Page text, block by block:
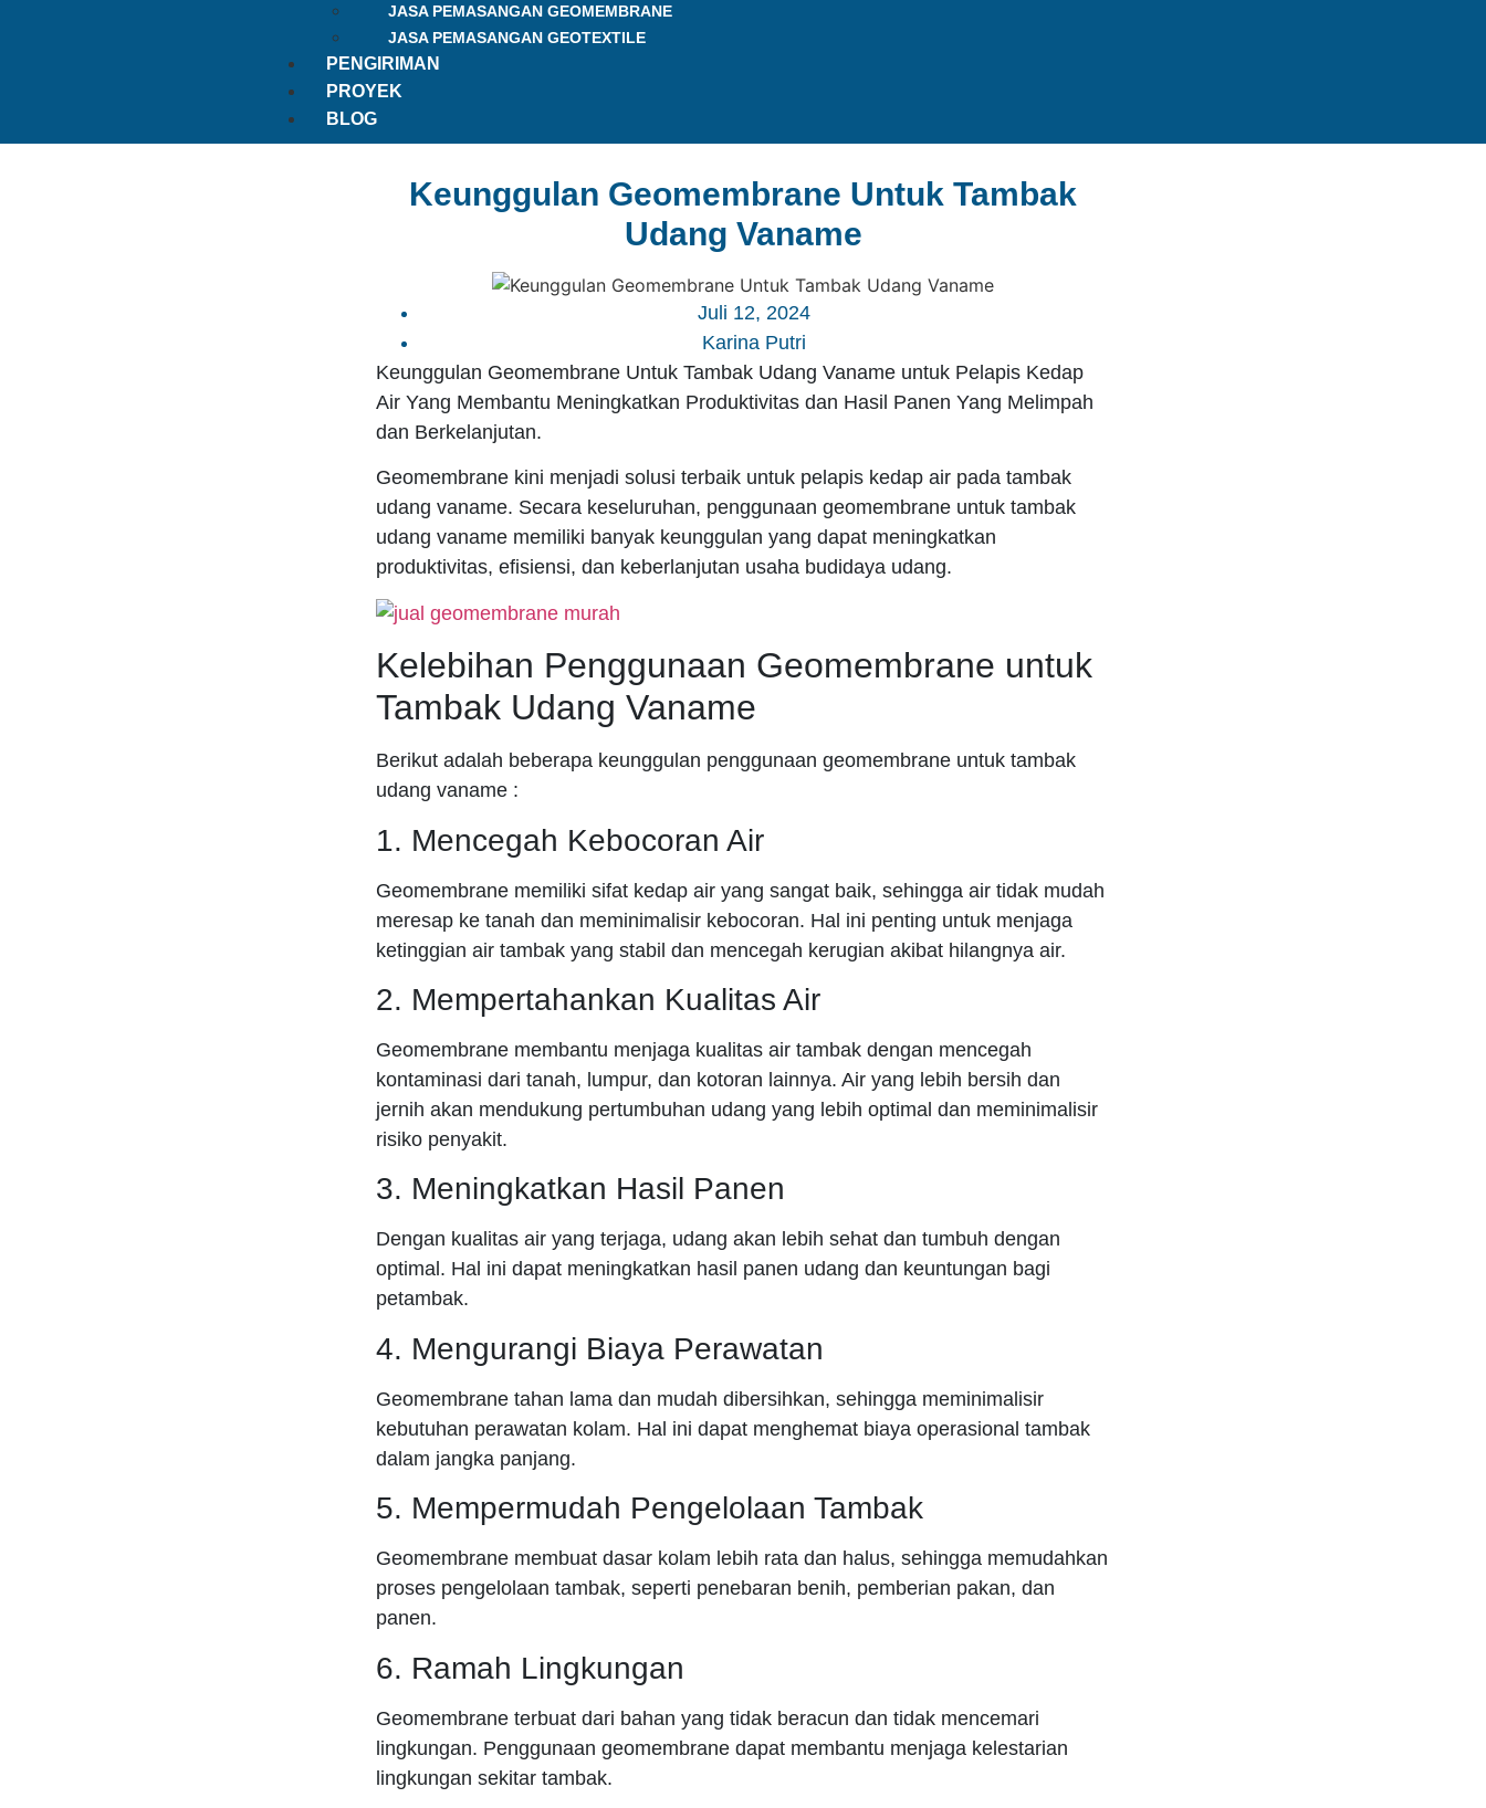
JASA PEMASANGAN GEOMEMBRANE
JASA PEMASANGAN GEOTEXTILE
PENGIRIMAN
PROYEK
BLOG
Keunggulan Geomembrane Untuk Tambak
Udang Vaname
Juli 12, 2024
Karina Putri
Keunggulan Geomembrane Untuk Tambak Udang Vaname untuk Pelapis Kedap
Air Yang Membantu Meningkatkan Produktivitas dan Hasil Panen Yang Melimpah
dan Berkelanjutan.
Geomembrane kini menjadi solusi terbaik untuk pelapis kedap air pada tambak
udang vaname. Secara keseluruhan, penggunaan geomembrane untuk tambak
udang vaname memiliki banyak keunggulan yang dapat meningkatkan
produktivitas, efisiensi, dan keberlanjutan usaha budidaya udang.
Kelebihan Penggunaan Geomembrane untuk
Tambak Udang Vaname
Berikut adalah beberapa keunggulan penggunaan geomembrane untuk tambak
udang vaname :
1. Mencegah Kebocoran Air
Geomembrane memiliki sifat kedap air yang sangat baik, sehingga air tidak mudah
meresap ke tanah dan meminimalisir kebocoran. Hal ini penting untuk menjaga
ketinggian air tambak yang stabil dan mencegah kerugian akibat hilangnya air.
2. Mempertahankan Kualitas Air
Geomembrane membantu menjaga kualitas air tambak dengan mencegah
kontaminasi dari tanah, lumpur, dan kotoran lainnya. Air yang lebih bersih dan
jernih akan mendukung pertumbuhan udang yang lebih optimal dan meminimalisir
risiko penyakit.
3. Meningkatkan Hasil Panen
Dengan kualitas air yang terjaga, udang akan lebih sehat dan tumbuh dengan
optimal. Hal ini dapat meningkatkan hasil panen udang dan keuntungan bagi
petambak.
4. Mengurangi Biaya Perawatan
Geomembrane tahan lama dan mudah dibersihkan, sehingga meminimalisir
kebutuhan perawatan kolam. Hal ini dapat menghemat biaya operasional tambak
dalam jangka panjang.
5. Mempermudah Pengelolaan Tambak
Geomembrane membuat dasar kolam lebih rata dan halus, sehingga memudahkan
proses pengelolaan tambak, seperti penebaran benih, pemberian pakan, dan
panen.
6. Ramah Lingkungan
Geomembrane terbuat dari bahan yang tidak beracun dan tidak mencemari
lingkungan. Penggunaan geomembrane dapat membantu menjaga kelestarian
lingkungan sekitar tambak.